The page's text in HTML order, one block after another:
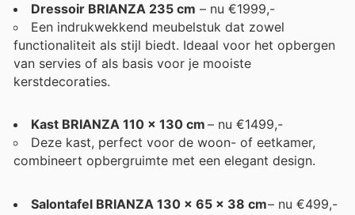
Dressoir BRIANZA 235 cm – nu €1999,-
Een indrukwekkend meubelstuk dat zowel
functionaliteit als stijl biedt. Ideaal voor het opbergen
van servies of als basis voor je mooiste
kerstdecoraties.
Kast BRIANZA 110 x 130 cm– nu €1499,-
Deze kast, perfect voor de woon- of eetkamer,
combineert opbergruimte met een elegant design.
Salontafel BRIANZA 130 x 65 x 38 cm– nu €499,-